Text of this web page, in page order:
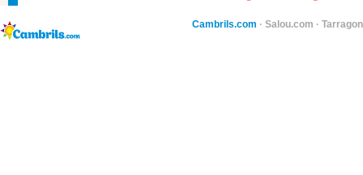
Cambrils.com · Salou.com ·